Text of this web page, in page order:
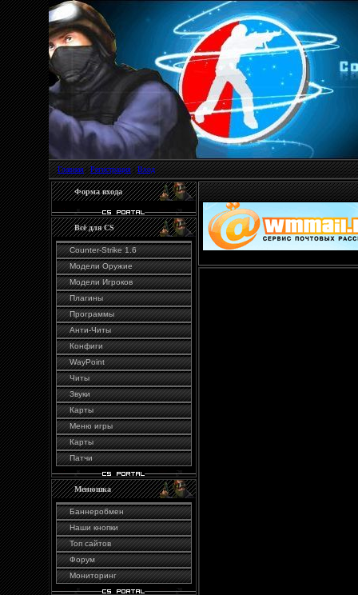
Главная|Регистрация|Вход
Форма входа
Всё для CS
Counter-Strike 1.6
Модели Оружие
Модели Игроков
Плагины
Программы
Анти-Читы
Конфиги
WayPoint
Читы
Звуки
Карты
Меню игры
Карты
Патчи
Менюшка
Баннеробмен
Наши кнопки
Топ сайтов
Форум
Мониторинг